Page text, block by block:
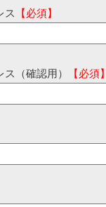
ス 【必須】
（確認用） 【必須